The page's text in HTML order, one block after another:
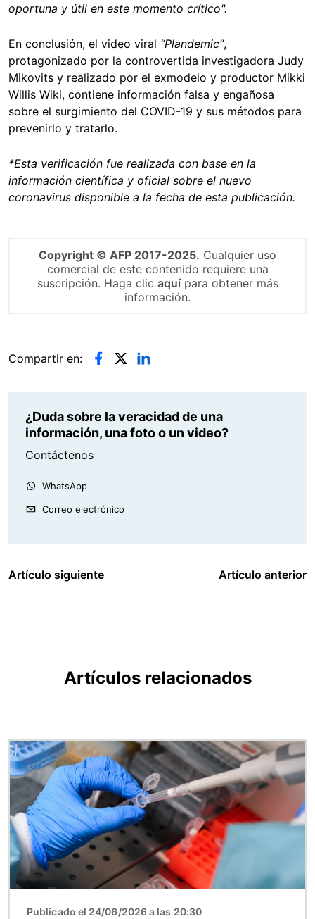
oportuna y útil en este momento crítico".
En conclusión, el video viral “Plandemic”,
protagonizado por la controvertida investigadora Judy
Mikovits y realizado por el exmodelo y productor Mikki
Willis Wiki, contiene información falsa y engañosa
sobre el surgimiento del COVID-19 y sus métodos para
prevenirlo y tratarlo.
*Esta verificación fue realizada con base en la
información científica y oficial sobre el nuevo
coronavirus disponible a la fecha de esta publicación.
Copyright © AFP 2017-2025. Cualquier uso
comercial de este contenido requiere una
suscripción. Haga clic aquípara obtener más
información.
Compartir en:
¿Duda sobre la veracidad de una
información, una foto o un video?
Contáctenos
WhatsApp
Correo electrónico
Artículo siguiente Artículo anterior
Artículos relacionados
Imagen
Publicado el 24/06/2026 a las 20:30